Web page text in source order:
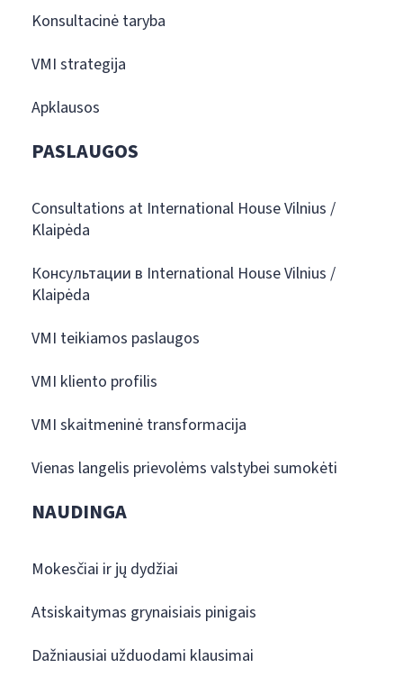
Konsultacinė taryba
VMI strategija
Apklausos
PASLAUGOS
Consultations at International House Vilnius /
Klaipėda
Консультации в International House Vilnius /
Klaipėda
VMI teikiamos paslaugos
VMI kliento profilis
VMI skaitmeninė transformacija
Vienas langelis prievolėms valstybei sumokėti
NAUDINGA
Mokesčiai ir jų dydžiai
Atsiskaitymas grynaisiais pinigais
Dažniausiai užduodami klausimai